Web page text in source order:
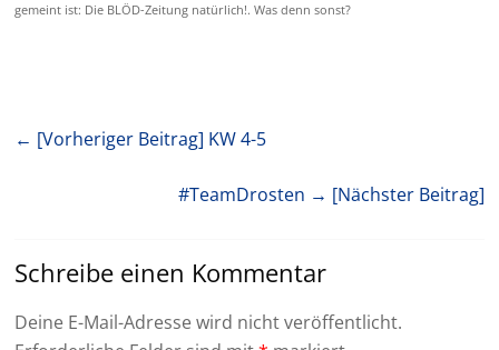
gemeint ist: Die BLÖD-Zeitung natürlich!. Was denn sonst?
← [Vorheriger Beitrag] KW 4-5
#TeamDrosten → [Nächster Beitrag]
Schreibe einen Kommentar
Deine E-Mail-Adresse wird nicht veröffentlicht.